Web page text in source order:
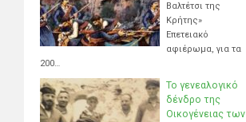
Βαλτέτσι της
Κρήτης»
Επετειακό
αφιέρωμα, για τα
200…
Το γενεαλογικό
δένδρο της
Οικογένειας των